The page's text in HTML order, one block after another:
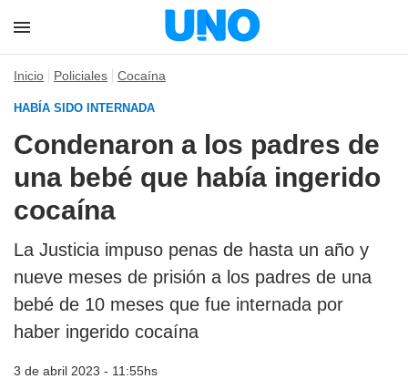
Inicio Policiales Cocaína
HABÍA SIDO INTERNADA
Condenaron a los padres de
una bebé que había ingerido
cocaína
La Justicia impuso penas de hasta un año y
nueve meses de prisión a los padres de una
bebé de 10 meses que fue internada por
haber ingerido cocaína
3 de abril 2023 - 11:55hs